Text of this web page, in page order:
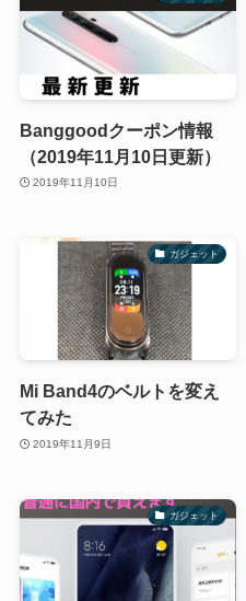
Banggoodクーポン情報
（2019年11月10日更新）
2019年11月10日
ガジェット
Mi Band4のベルトを変え
てみた
2019年11月9日
ガジェット